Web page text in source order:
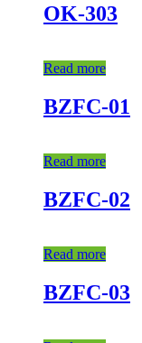
OK-303
Read more
BZFC-01
Read more
BZFC-02
Read more
BZFC-03